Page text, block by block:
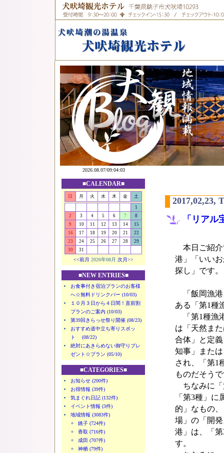
■CALENDAR■
日 月 火 水 木 金 土
1
2
3 4 5 6 7
8
9
10 11 12 13 14
15
16
17 18 19 20 21
22
23
24 25 26 27 28
29
30
31
<<前月 2026年08月 次月>>
■NEW ENTRIES■
お食事付き宿泊プランのお客様
へ☆無料ドリンクバー (10/03)
１０月３日から４日間！直前割
プランのご案内 (10/03)
第39回きらっせ祭り開催 (08/23)
おすすめ道中立ち寄りスポッ
ト (08/22)
絶対にあきらめない御守りプレ
ゼント☆プラン (05/10)
■CATEGORIES■
お知らせ (200件)
お得情報 (39件)
気まぐれ日記 (132件)
イベント情報 (3件)
地域情報 (3083件)
銚子 (724件)
香取 (716件)
成田 (707件)
神栖 (79件)
2017,02,23,
「リアル
本日ご紹介
港」「いい
探し」です。
「飯岡漁港
ある「第1種
「第1種漁
は「天然ま
合体」と定
知事」また
され、「第1
ものだそう
ちなみに「
「第3種」
的」なもの
場」の「開
港」は、「
す。